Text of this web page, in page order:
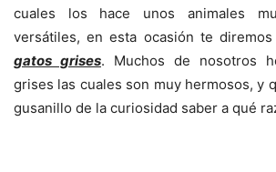
cuales los hace unos animales
versátiles, en esta ocasión te
gatos grises. Muchos de nosotros
grises las cuales son muy hermosos, y
gusanillo de la curiosidad saber a qué